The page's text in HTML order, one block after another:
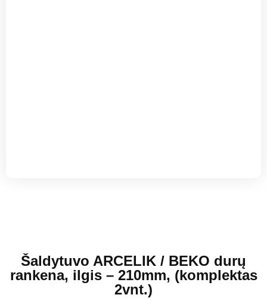
Šaldytuvo ARCELIK / BEKO durų
rankena, ilgis – 210mm, (komplektas
2vnt.)